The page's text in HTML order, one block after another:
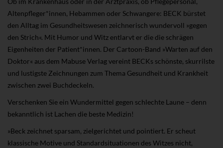
Altenpfleger*innen, Hebammen oder Schwangere: BECK bürstet
den Alltag im Gesundheitswesen zeichnerisch wundervoll »gegen
den Strich«. Mit Humor und Witz entlarvt er die die schrägen
Eigenheiten der Patient*innen. Der Cartoon-Band »Warten auf den
Doktor« aus dem Mabuse Verlag vereint BECKs schönste, skurrilste
und lustigste Zeichnungen zum Thema Gesundheit und Krankheit
zwischen zwei Buchdeckeln.
Verschenken Sie ein Wundermittel gegen schlechte Laune – denn
bekanntlich ist Lachen die beste Medizin!
»Beck zeichnet sparsam, zielgerichtet und pointiert. Er scheut
klassische Motive und Standardsituationen des Witzes nicht,